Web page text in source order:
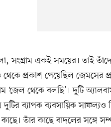
সংগ্রাম একই সময়ের। তাই
থেকে প্রকাশ পেয়েছিল
‘জেল থেকে বলছি’। দুটি
দুটির ব্যাপক ব্যবসায়িক
তাঁর কাছে বাদলের সঙ্গে